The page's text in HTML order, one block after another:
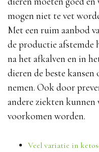
mogen niet te vet
Met een ruim aanbod
de productie afstemde
na het afkalven en in
dieren de beste
nemen. Ook door
andere ziekten kunnen
voorkomen worden.
Veel variatie in